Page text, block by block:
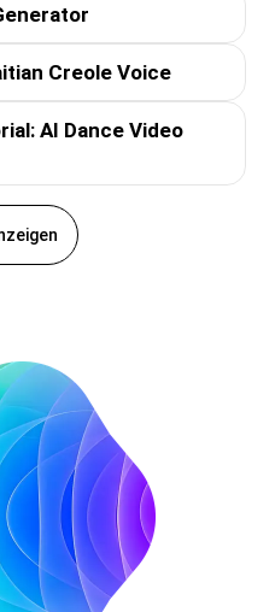
Creole Voice
AI Dance Video